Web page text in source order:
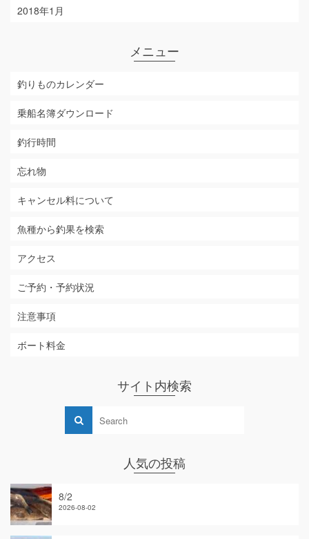
2018年1月
メニュー
釣りものカレンダー
乗船名簿ダウンロード
釣行時間
忘れ物
キャンセル料について
魚種から釣果を検索
アクセス
ご予約・予約状況
注意事項
ボート料金
サイト内検索
人気の投稿
8/2
2026-08-02